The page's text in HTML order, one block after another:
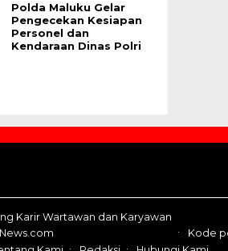
Polda Maluku Gelar
Pengecekan Kesiapan
Personel dan
Kendaraan Dinas Polri
Karir Wartawan dan Karyawan
Kode